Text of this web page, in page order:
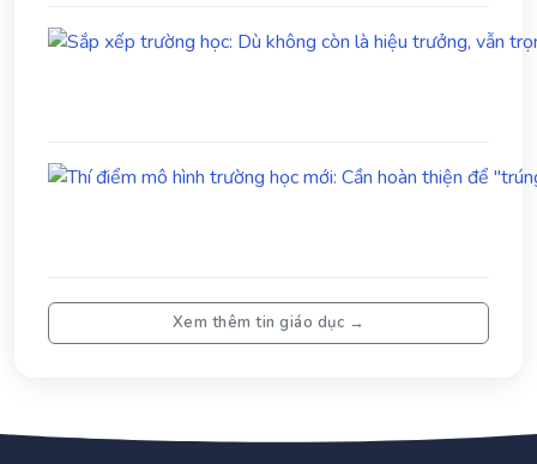
Xem thêm tin giáo dục →